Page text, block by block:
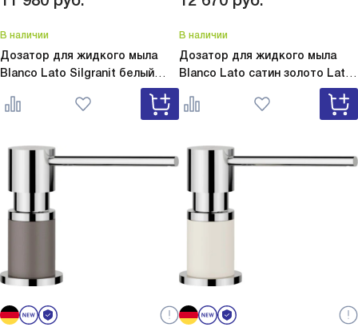
В наличии
Дозатор для жидкого мыла
Blanco Lato Silgranit белый
Lato Silgranit белый 525814
В наличии
Дозатор для жидкого мыла
Blanco Lato сатин золото Lato